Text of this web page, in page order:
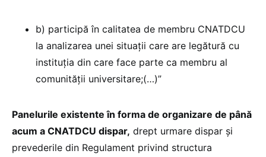
b) participă în calitatea de membru CNATDCU
la analizarea unei situaţii care are legătură cu
instituţia din care face parte ca membru al
comunităţii universitare;(…)”
Panelurile existente în forma de organizare de până
acum a CNATDCU dispar, drept urmare dispar și
prevederile din Regulament privind structura